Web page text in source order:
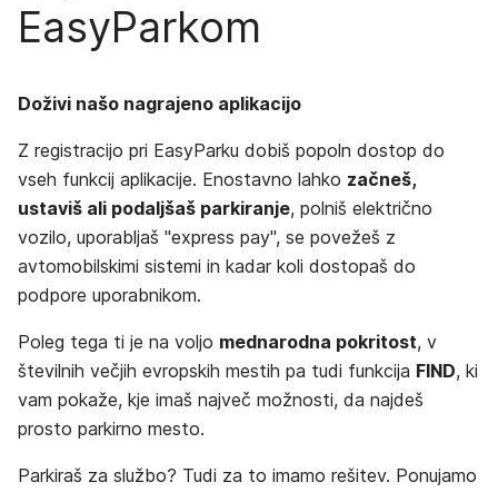
EasyParkom
Doživi našo nagrajeno aplikacijo
Z registracijo pri EasyParku dobiš popoln dostop do
vseh funkcij aplikacije. Enostavno lahko začneš,
ustaviš ali podaljšaš parkiranje, polniš električno
vozilo, uporabljaš "express pay", se povežeš z
avtomobilskimi sistemi in kadar koli dostopaš do
podpore uporabnikom.
Poleg tega ti je na voljo mednarodna pokritost, v
številnih večjih evropskih mestih pa tudi funkcija FIND, ki
vam pokaže, kje imaš največ možnosti, da najdeš
prosto parkirno mesto.
Parkiraš za službo? Tudi za to imamo rešitev. Ponujamo